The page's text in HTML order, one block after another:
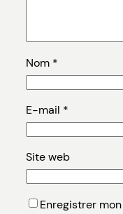
Nom *
E-mail *
Site web
Enregistrer